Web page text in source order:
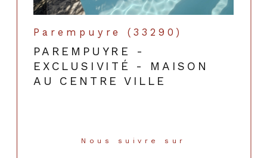
Parempuyre (33290)
PAREMPUYRE -
EXCLUSIVITÉ - MAISON
AU CENTRE VILLE
Nous suivre sur